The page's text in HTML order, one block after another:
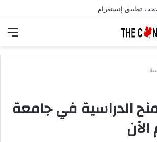
حجب تطبيق إنستغرام
الدراسية في جامعة